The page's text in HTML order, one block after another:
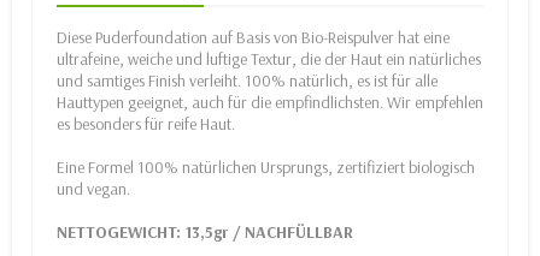
Diese Puderfoundation auf Basis von Bio-Reispulver hat eine
ultrafeine, weiche und luftige Textur, die der Haut ein natürliches
und samtiges Finish verleiht. 100% natürlich, es ist für alle
Hauttypen geeignet, auch für die empfindlichsten. Wir empfehlen
es besonders für reife Haut.
Eine Formel 100% natürlichen Ursprungs, zertifiziert biologisch
und vegan.
NETTOGEWICHT: 13,5gr / NACHFÜLLBAR